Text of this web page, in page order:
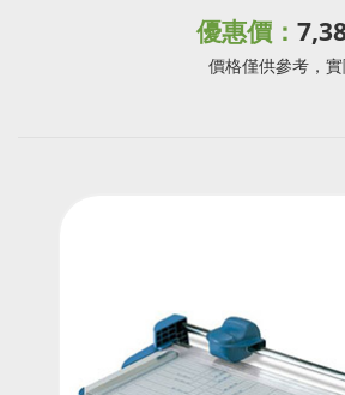
優惠價：
價格僅供參考，